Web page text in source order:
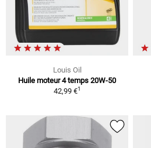
Louis Oil
Huile moteur 4 temps 20W-50
42,99 €1